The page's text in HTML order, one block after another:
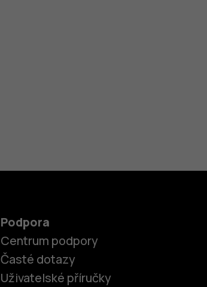
Podpora
Centrum podpory
Časté dotazy
Uživatelské příručky